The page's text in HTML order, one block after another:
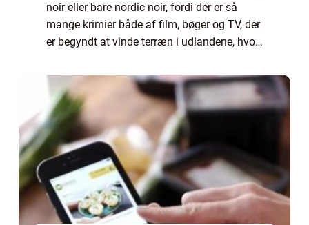
noir eller bare nordic noir, fordi der er så
mange krimier både af film, bøger og TV, der
er begyndt at vinde terræn i udlandene, hvor
Men fokuserer vi udeluk...